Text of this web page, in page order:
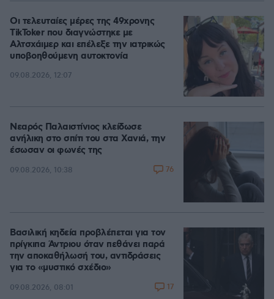
Οι τελευταίες μέρες της 49χρονης
TikToker που διαγνώστηκε με
Αλτσχάιμερ και επέλεξε την ιατρικώς
υποβοηθούμενη αυτοκτονία
09.08.2026, 12:07
Νεαρός Παλαιστίνιος κλείδωσε
ανήλικη στο σπίτι του στα Χανιά, την
έσωσαν οι φωνές της
09.08.2026, 10:38 76
Βασιλική κηδεία προβλέπεται για τον
πρίγκιπα Άντριου όταν πεθάνει παρά
την αποκαθήλωσή του, αντιδράσεις
για το «μυστικό σχέδιο»
09.08.2026, 08:01 17